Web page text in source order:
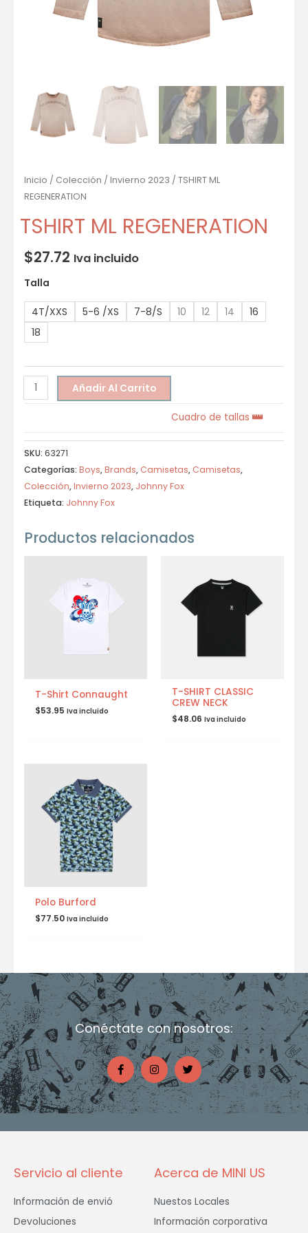
Inicio / Colección / Invierno 2023 / TSHIRT ML
REGENERATION
TSHIRT ML REGENERATION
$27.72 Iva incluido
Talla
4T/XXS 5-6 /XS 7-8/S 10 12 14
16
18
Añadir Al Carrito
Cuadro de tallas
SKU: 63271
Categorías: Boys,Brands, Camisetas, Camisetas,
Colección,Invierno 2023, Johnny Fox
Etiqueta: Johnny Fox
Productos relacionados
T-Shirt Connaught
$53.95 Iva incluido
T-SHIRT CLASSIC
CREW NECK
$48.06 Iva incluido
Polo Burford
$77.50 Iva incluido
Conéctate con nosotros:
F
a
c
e
b
o
o
I
n
s
t
a
g
r
T
w
i
t
t
e
Servicio al cliente
Información de envió
Devoluciones
Acerca de MINI US
Nuestos Locales
Información corporativa